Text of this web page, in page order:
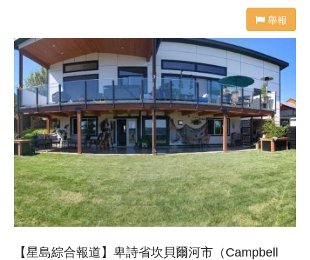
舉報
【星島綜合報道】卑詩省坎貝爾河市（Campbell